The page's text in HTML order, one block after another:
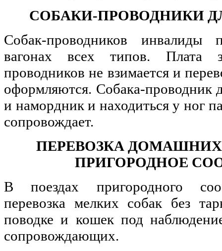
СОБАКИ-ПРОВОДНИКИ
Собак-проводников
вагонах всех типов. Плата
проводников не взимается и
оформляются. Собака-проводник
и намордник и находиться у ног
сопровождает.
ПЕРЕВОЗКА
ПРИГОРОДНОЕ
В поездах пригородного
перевозка мелких собак без
поводке и кошек под
сопровождающих.